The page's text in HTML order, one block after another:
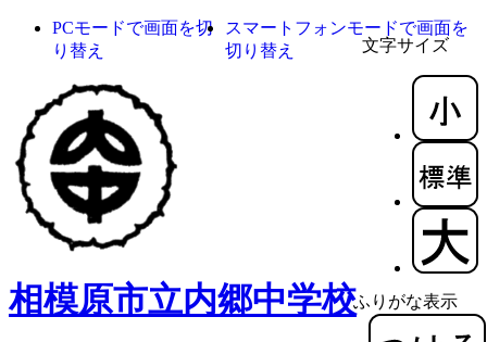
文字サイズ
ふりがな表示
PCモードで画面を切
り替え
スマートフォンモードで画面を
切り替え
相模原市立内郷中学校